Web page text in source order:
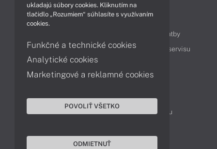
Obsah
Možnosti doručenia a platby
Podpora a servis
Servisné služby Cenník servisu
Kontakty
043 4224 771
Obchodné oddelenie
Reklamácia tovaru
ukladajú súbory cookies. Kliknutím na
tlačidlo „Rozumiem“ súhlasíte s využívaním
cookies.
Funkčné a technické cookies
Analytické cookies
Marketingové a reklamné cookies
POVOLIŤ VŠETKO
ODMIETNUŤ